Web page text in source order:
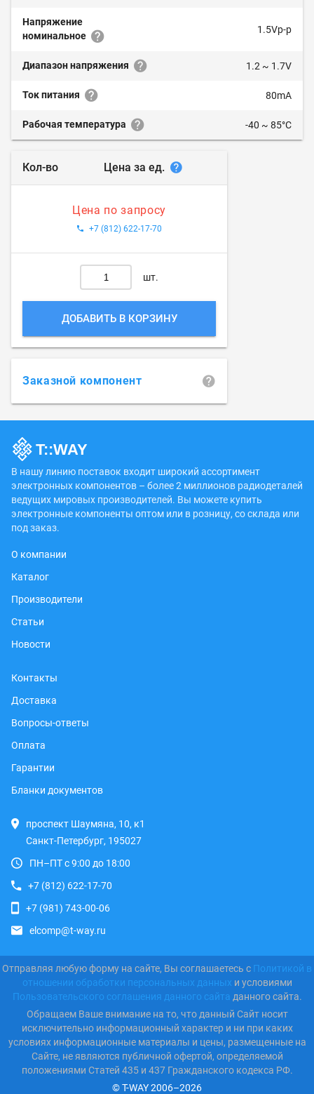
Напряжение
номинальное
1.5Vp-p
Диапазон напряжения 1.2 ~ 1.7V
Ток питания 80mA
Рабочая температура -40 ~ 85°C
Кол-во Цена за ед.
Цена по запросу
+7 (812) 622-17-70
шт.
ДОБАВИТЬ В КОРЗИНУ
Заказной компонент
В нашу линию поставок входит широкий ассортимент
электронных компонентов – более 2 миллионов радиодеталей
ведущих мировых производителей. Вы можете купить
электронные компоненты оптом или в розницу, со склада или
под заказ.
О компании
Каталог
Производители
Статьи
Новости
Контакты
Доставка
Вопросы-ответы
Оплата
Гарантии
Бланки документов
проспект Шаумяна, 10, к1
Санкт-Петербург, 195027
ПН–ПТ с 9:00 до 18:00
+7 (812) 622-17-70
+7 (981) 743-00-06
elcomp@t-way.ru
Отправляя любую форму на сайте, Вы соглашаетесь с Политикой в
отношении обработки персональных данных и условиями
Пользовательского соглашения данного сайта данного сайта.
Обращаем Ваше внимание на то, что данный Сайт носит
исключительно информационный характер и ни при каких
условиях информационные материалы и цены, размещенные на
Сайте, не являются публичной офертой, определяемой
положениями Статей 435 и 437 Гражданского кодекса РФ.
© T-WAY 2006–2026